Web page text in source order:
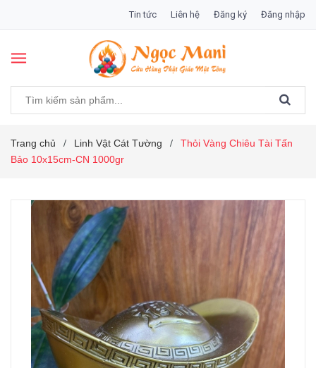
Tin tức Liên hệ Đăng ký Đăng nhập
Trang chủ / Linh Vật Cát Tường /
Thỏi Vàng Chiêu Tài Tấn
Bảo 10x15cm-CN 1000gr